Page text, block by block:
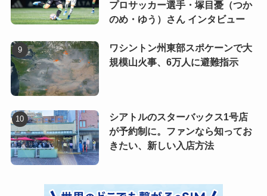
プロサッカー選手・塚目憂（つか
のめ・ゆう）さん インタビュー
ワシントン州東部スポケーンで大
規模山火事、6万人に避難指示
シアトルのスターバックス1号店
が予約制に。ファンなら知ってお
きたい、新しい入店方法